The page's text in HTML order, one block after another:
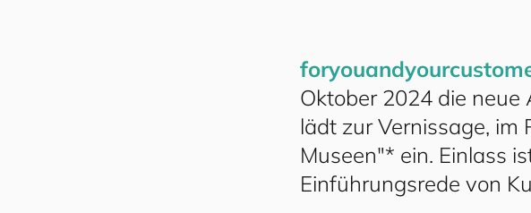
foryouandyourcusto
Oktober 2024 die
lädt zur Vernissage,
Museen"* ein. Einlass
Einführungsrede von